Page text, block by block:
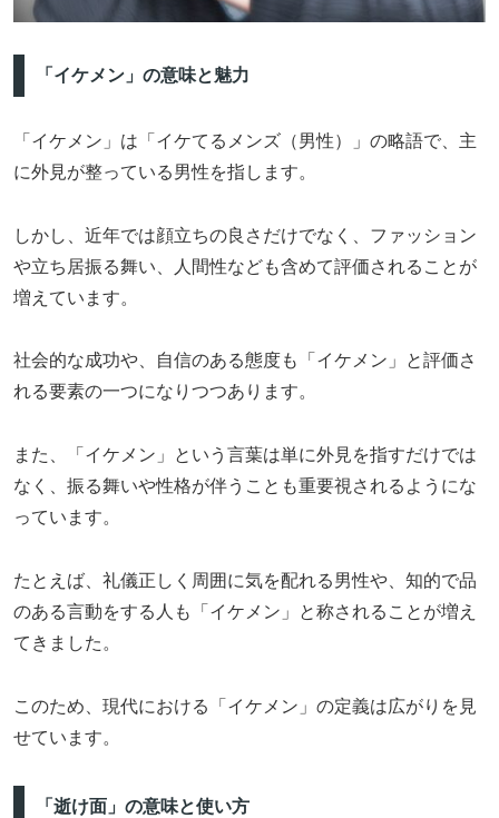
「イケメン」の意味と魅力
「イケメン」は「イケてるメンズ（男性）」の略語で、主
に外見が整っている男性を指します。
しかし、近年では顔立ちの良さだけでなく、ファッション
や立ち居振る舞い、人間性なども含めて評価されることが
増えています。
社会的な成功や、自信のある態度も「イケメン」と評価さ
れる要素の一つになりつつあります。
また、「イケメン」という言葉は単に外見を指すだけでは
なく、振る舞いや性格が伴うことも重要視されるようにな
っています。
たとえば、礼儀正しく周囲に気を配れる男性や、知的で品
のある言動をする人も「イケメン」と称されることが増え
てきました。
このため、現代における「イケメン」の定義は広がりを見
せています。
「逝け面」の意味と使い方